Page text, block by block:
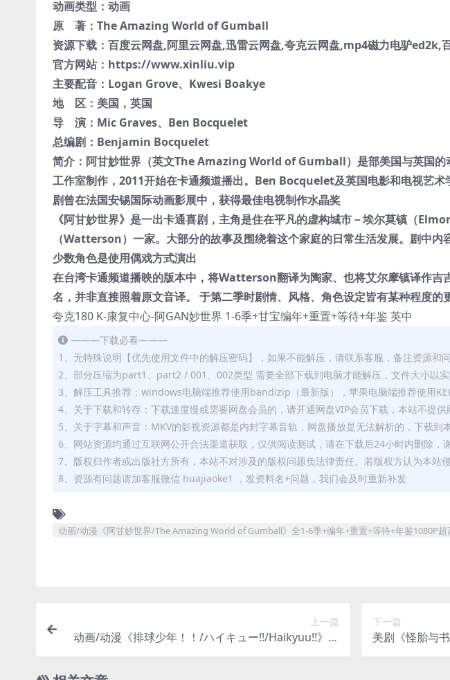
动画类型： 动画
原 著： The Amazing World of Gumball
资源下载：百度云网盘,阿里云网盘,迅雷云网盘,夸克云网盘,mp4磁力电驴ed2k,
官方网站：https://www.xinliu.vip
主要配音： Logan Grove、 Kwesi Boakye
地 区： 美国，英国
导 演： Mic Graves、 Ben Bocquelet
总编剧： Benjamin Bocquelet
简介：阿甘妙世界（英文The Amazing World of Gumball）是部美国与英国的
工作室制作，2011开始在卡通频道播出。Ben Bocquelet及英国电影和电视艺
剧曾在法国安锡国际动画影展中，获得最佳电视制作水晶奖
《阿甘妙世界》是一出卡通喜剧，主角是住在平凡的虚构城市－埃尔莫镇（
（Watterson）一家。大部分的故事及围绕着这个家庭的日常生活发展。剧中内
少数角色是使用偶戏方式演出
在台湾卡通频道播映的版本中，将Watterson翻译为陶家、也将艾尔摩镇译作吉
名，并非直接照着原文音译。 于第二季时剧情、风格、角色设定皆有某种程度的
夸克180 K-康复中心-阿GAN妙世界 1-6季+甘宝编年+重置+等待+年鉴 英中
———下载必看———
1、无特殊说明【优先使用文件中的解压密码】，如果不能解压，请联系客服，备注资源和问
2、部分压缩为part1、part2 / 001、002类型 需要全部下载到电脑才能解压，文件大小以实
3、解压工具推荐：windows电脑端推荐使用bandizip（最新版），苹果电脑端推荐使用
4、关于下载和转存：下载速度慢或需要网盘会员的，请开通网盘VIP会员下载，本站不提供
5、关于字幕和声音：MKV的影视资源都是内封字幕音轨，网盘播放是无法解析的，下载到
6、网站资源均通过互联网公开合法渠道获取，仅供阅读测试，请在下载后24小时内删除，
7、版权归作者或出版社方所有，本站不对涉及的版权问题负法律责任。若版权方认为本站
8、资源有问题请加客服微信 huajiaoke1 ，发资料名+问题，我们会及时重新补发
动画/动漫《阿甘妙世界/The Amazing World of Gumball》全1-6季+编年+重置+等待+年鉴1080P
上一篇
动画/动漫《排球少年！！/ハイキュー!!/Haikyuu!!》全
下一篇
美剧《怪胎与